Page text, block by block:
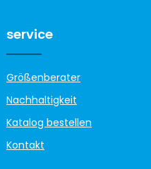
service
Größenberater
Nachhaltigkeit
Katalog bestellen
Kontakt